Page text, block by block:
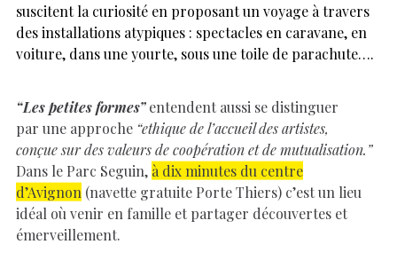
suscitent la curiosité en proposant un voyage à travers
des installations atypiques : spectacles en caravane, en
voiture, dans une yourte, sous une toile de parachute….
“Les petites formes”entendent aussi se distinguer
par une approche “ethique de l’accueil des artistes,
conçue sur des valeurs de coopération et de mutualisation.”
Dans le Parc Seguin, à dix minutes du centre
d’Avignon (navette gratuite Porte Thiers) c’est un lieu
idéal où venir en famille et partager découvertes et
émerveillement.